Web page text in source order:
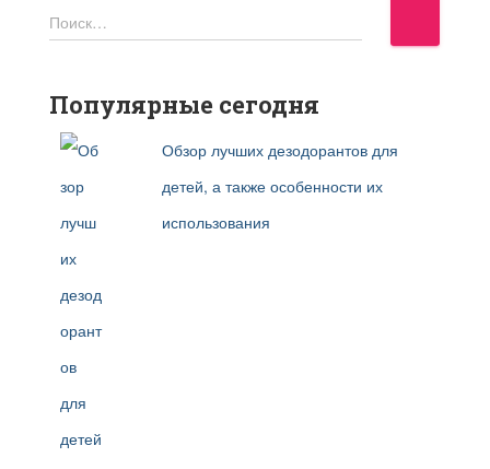
Н
а
т
Поиск…
Популярные сегодня
Обзор лучших дезодорантов для
детей, а также особенности их
использования